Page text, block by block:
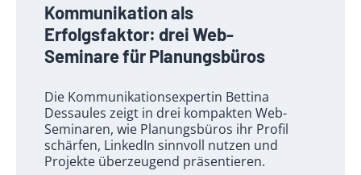
Kommunikation als
Erfolgsfaktor: drei Web-
Seminare für Planungsbüros
Die Kommunikationsexpertin Bettina
Dessaules zeigt in drei kompakten Web-
Seminaren, wie Planungsbüros ihr Profil
schärfen, LinkedIn sinnvoll nutzen und
Projekte überzeugend präsentieren.